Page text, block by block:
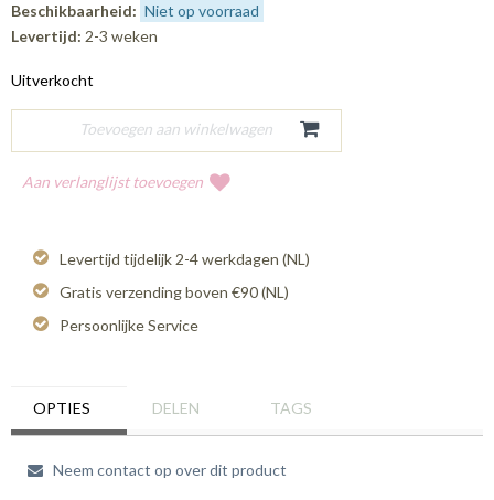
Beschikbaarheid: Niet op voorraad
Levertijd: 2-3 weken
Uitverkocht
Aan verlanglijst toevoegen
Levertijd tijdelijk 2-4 werkdagen (NL)
Gratis verzending boven €90 (NL)
Persoonlijke Service
OPTIES DELEN TAGS
Neem contact op over dit product